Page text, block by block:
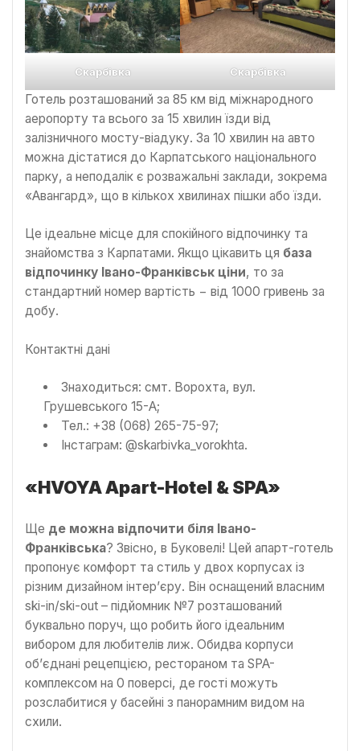
Скарбівка Скарбівка
Готель розташований за 85 км від міжнародного
аеропорту та всього за 15 хвилин їзди від
залізничного мосту-віадуку. За 10 хвилин на авто
можна дістатися до Карпатського національного
парку, а неподалік є розважальні заклади, зокрема
«Авангард», що в кількох хвилинах пішки або їзди.
Це ідеальне місце для спокійного відпочинку та
знайомства з Карпатами. Якщо цікавить ця база
відпочинку Івано-Франківськ ціни, то за
стандартний номер вартість − від 1000 гривень за
добу.
Контактні дані
Знаходиться: смт. Ворохта, вул.
Грушевського 15-А;
Тел.: +38 (068) 265-75-97;
Інстаграм: @skarbivka_vorokhta.
«HVOYA Apart-Hotel & SPA»
Ще де можна відпочити біля Івано-
Франківська? Звісно, в Буковелі! Цей апарт-готель
пропонує комфорт та стиль у двох корпусах із
різним дизайном інтер’єру. Він оснащений власним
ski-in/ski-out – підйомник №7 розташований
буквально поруч, що робить його ідеальним
вибором для любителів лиж. Обидва корпуси
об’єднані рецепцією, рестораном та SPA-
комплексом на 0 поверсі, де гості можуть
розслабитися у басейні з панорамним видом на
схили.